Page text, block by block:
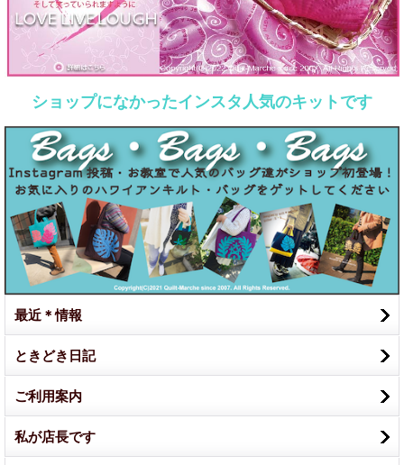
ショップになかったインスタ人気のキットです
最近＊情報
ときどき日記
ご利用案内
私が店長です